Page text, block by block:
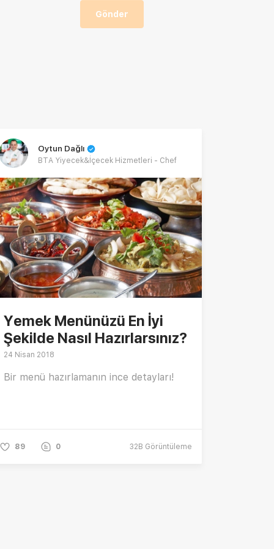
Gönder
Oytun Dağlı
BTA Yiyecek&İçecek Hizmetleri - Chef
Yemek Menünüzü En İyi
Şekilde Nasıl Hazırlarsınız?
24 Nisan 2018
Bir menü hazırlamanın ince detayları!
89 0 32B Görüntüleme